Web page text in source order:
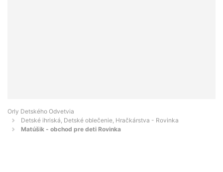
Orly Detského Odvetvia
Detské ihriská, Detské oblečenie, Hračkárstva - Rovinka
Matúšik - obchod pre deti Rovinka